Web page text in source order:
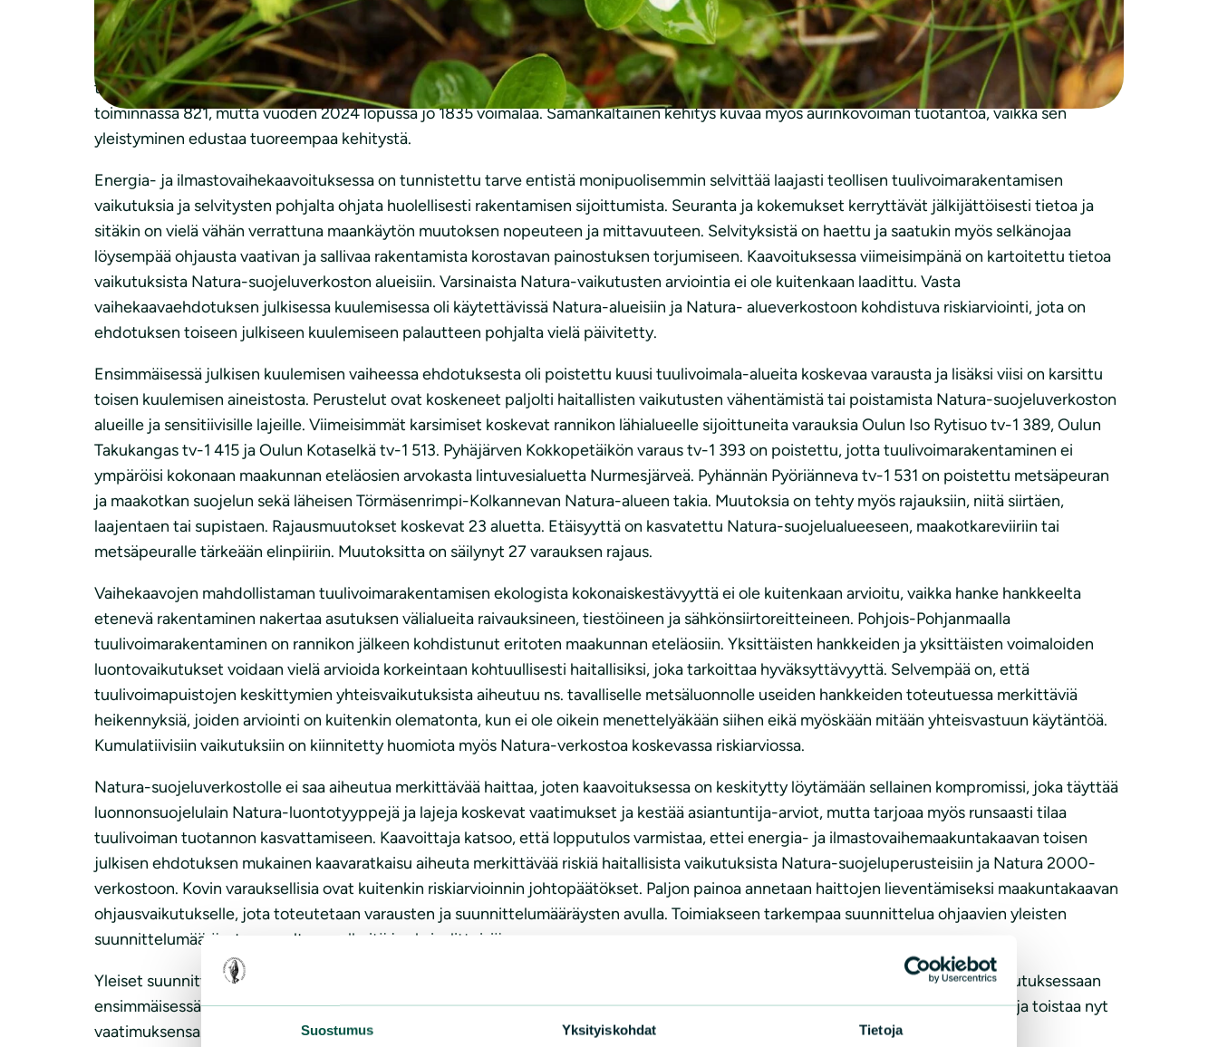
Suostumus Yksityiskohdat Tietoja
tuotannossa. Energia- ja ilmastovaihekaavan ehdotuksen toisen kuulemisen versiossa on yhteensä 50 uutta tv-aluetta, joista merelle sijoittuvia
tv-2-alueita on viisi ja maalle sijoittuvia tv-1-alueita 45. Lainvoimaisista 1. ja 3. vaihemaakuntakaavasta säilyy 48 tuulivoimaloiden
erityismerkinnällä osoitettavaa aluetta. Kaavaselostuksen mukaan Pohjois-Pohjanmaalla oli vuoden 2024 lopussa 63 toiminnassa olevaa
tuulivoimapuistoa, joissa oli yhteensä 696 tuulivoimalaa. Tuulivoimatuotannon kasvuvauhti on kiivasta muutoinkin. Vuonna 2020 koko maassa oli
toiminnassa 821, mutta vuoden 2024 lopussa jo 1835 voimalaa. Samankaltainen kehitys kuvaa myös aurinkovoiman tuotantoa, vaikka sen
yleistyminen edustaa tuoreempaa kehitystä.
Energia- ja ilmastovaihekaavoituksessa on tunnistettu tarve entistä monipuolisemmin selvittää laajasti teollisen tuulivoimarakentamisen
vaikutuksia ja selvitysten pohjalta ohjata huolellisesti rakentamisen sijoittumista. Seuranta ja kokemukset kerryttävät jälkijättöisesti tietoa ja
sitäkin on vielä vähän verrattuna maankäytön muutoksen nopeuteen ja mittavuuteen. Selvityksistä on haettu ja saatukin myös selkänojaa
löysempää ohjausta vaativan ja sallivaa rakentamista korostavan painostuksen torjumiseen. Kaavoituksessa viimeisimpänä on kartoitettu tietoa
vaikutuksista Natura-suojeluverkoston alueisiin. Varsinaista Natura-vaikutusten arviointia ei ole kuitenkaan laadittu. Vasta
vaihekaavaehdotuksen julkisessa kuulemisessa oli käytettävissä Natura-alueisiin ja Natura- alueverkostoon kohdistuva riskiarviointi, jota on
ehdotuksen toiseen julkiseen kuulemiseen palautteen pohjalta vielä päivitetty.
Ensimmäisessä julkisen kuulemisen vaiheessa ehdotuksesta oli poistettu kuusi tuulivoimala-alueita koskevaa varausta ja lisäksi viisi on karsittu
toisen kuulemisen aineistosta. Perustelut ovat koskeneet paljolti haitallisten vaikutusten vähentämistä tai poistamista Natura-suojeluverkoston
alueille ja sensitiivisille lajeille. Viimeisimmät karsimiset koskevat rannikon lähialueelle sijoittuneita varauksia Oulun Iso Rytisuo tv-1 389, Oulun
Takukangas tv-1 415 ja Oulun Kotaselkä tv-1 513. Pyhäjärven Kokkopetäikön varaus tv-1 393 on poistettu, jotta tuulivoimarakentaminen ei
ympäröisi kokonaan maakunnan eteläosien arvokasta lintuvesialuetta Nurmesjärveä. Pyhännän Pyöriänneva tv-1 531 on poistettu metsäpeuran
ja maakotkan suojelun sekä läheisen Törmäsenrimpi-Kolkannevan Natura-alueen takia. Muutoksia on tehty myös rajauksiin, niitä siirtäen,
laajentaen tai supistaen. Rajausmuutokset koskevat 23 aluetta. Etäisyyttä on kasvatettu Natura-suojelualueeseen, maakotkareviiriin tai
metsäpeuralle tärkeään elinpiiriin. Muutoksitta on säilynyt 27 varauksen rajaus.
Vaihekaavojen mahdollistaman tuulivoimarakentamisen ekologista kokonaiskestävyyttä ei ole kuitenkaan arvioitu, vaikka hanke hankkeelta
etenevä rakentaminen nakertaa asutuksen välialueita raivauksineen, tiestöineen ja sähkönsiirtoreitteineen. Pohjois-Pohjanmaalla
tuulivoimarakentaminen on rannikon jälkeen kohdistunut eritoten maakunnan eteläosiin. Yksittäisten hankkeiden ja yksittäisten voimaloiden
luontovaikutukset voidaan vielä arvioida korkeintaan kohtuullisesti haitallisiksi, joka tarkoittaa hyväksyttävyyttä. Selvempää on, että
tuulivoimapuistojen keskittymien yhteisvaikutuksista aiheutuu ns. tavalliselle metsäluonnolle useiden hankkeiden toteutuessa merkittäviä
heikennyksiä, joiden arviointi on kuitenkin olematonta, kun ei ole oikein menettelyäkään siihen eikä myöskään mitään yhteisvastuun käytäntöä.
Kumulatiivisiin vaikutuksiin on kiinnitetty huomiota myös Natura-verkostoa koskevassa riskiarviossa.
Natura-suojeluverkostolle ei saa aiheutua merkittävää haittaa, joten kaavoituksessa on keskitytty löytämään sellainen kompromissi, joka täyttää
luonnonsuojelulain Natura-luontotyyppejä ja lajeja koskevat vaatimukset ja kestää asiantuntija-arviot, mutta tarjoaa myös runsaasti tilaa
tuulivoiman tuotannon kasvattamiseen. Kaavoittaja katsoo, että lopputulos varmistaa, ettei energia- ja ilmastovaihemaakuntakaavan toisen
julkisen ehdotuksen mukainen kaavaratkaisu aiheuta merkittävää riskiä haitallisista vaikutuksista Natura-suojeluperusteisiin ja Natura 2000-
verkostoon. Kovin varauksellisia ovat kuitenkin riskiarvioinnin johtopäätökset. Paljon painoa annetaan haittojen lieventämiseksi maakuntakaavan
ohjausvaikutukselle, jota toteutetaan varausten ja suunnittelumääräysten avulla. Toimiakseen tarkempaa suunnittelua ohjaavien yleisten
suunnittelumääräysten on oltava selkeitä ja yksiselitteisiä.
Yleiset suunnittelumääräykset ovat liian tulkinnanvaraisia, mikä laskee niiden tehoa merkittävästi. Luonnonsuojelupiiri esitti muistutuksessaan
ensimmäisessä julkisessa kuulemisessa ehdotuksesta muutoksia suunnittelumääräyksiin niiden epämääräisyyden vähentämiseksi ja toistaa nyt
vaatimuksensa.